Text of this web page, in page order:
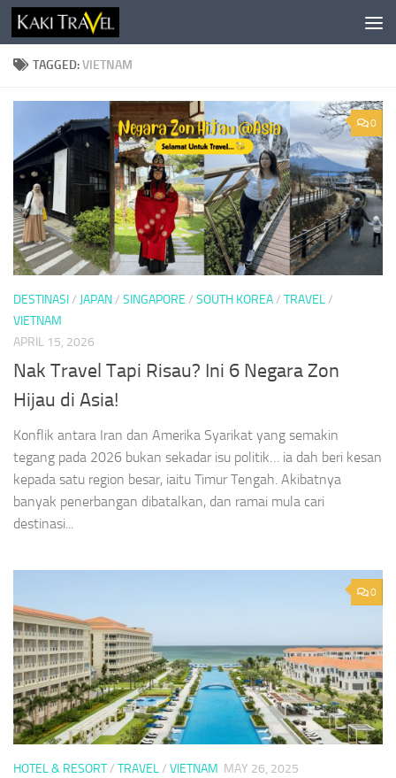
Skip to content
TAGGED:VIETNAM
0
DESTINASI/ JAPAN/ SINGAPORE / SOUTH KOREA/ TRAVEL/
VIETNAM
APRIL 15, 2026
Nak Travel Tapi Risau? Ini 6 Negara Zon
Hijau di Asia!
Konflik antara Iran dan Amerika Syarikat yang semakin
tegang pada 2026 bukan sekadar isu politik… ia dah beri kesan
kepada satu region besar, iaitu Timur Tengah. Akibatnya
banyak penerbangan dibatalkan, dan ramai mula cari
destinasi...
0
HOTEL & RESORT/ TRAVEL/ VIETNAM MAY 26, 2025